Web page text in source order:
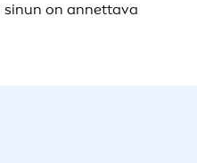
sinun on annettava